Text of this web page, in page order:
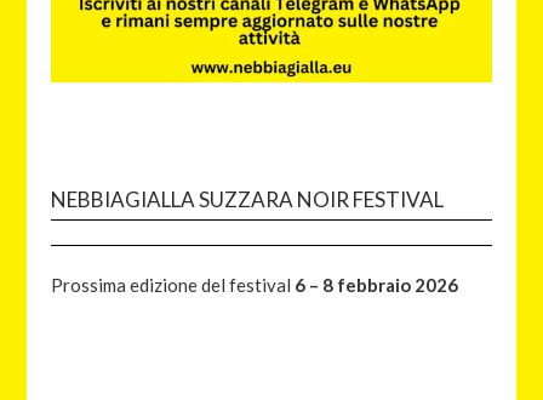
NEBBIAGIALLA SUZZARA NOIR FESTIVAL
Prossima edizione del festival 6 – 8 febbraio 2026